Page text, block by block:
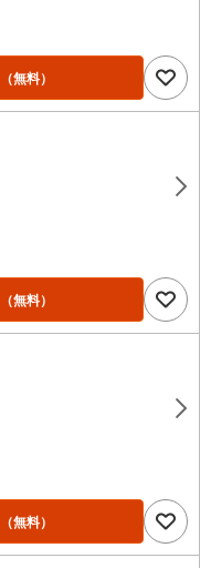
（無料）
（無料）
（無料）